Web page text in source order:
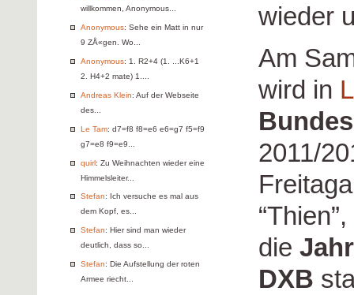
willkommen, Anonymous...
Anonymous: Sehe ein Matt in nur
9 ZÅ«gen. Wo...
Anonymous: 1. R2+4 (1. ...K6+1
2. H4+2 mate) 1....
Andreas Klein: Auf der Webseite
des...
Le Tam: d7=f8 f8=e6 e6=g7 f5=f9
g7=e8 f9=e9...
quirl: Zu Weihnachten wieder eine
Himmelsleiter...
Stefan: Ich versuche es mal aus
dem Kopf, es...
Stefan: Hier sind man wieder
deutlich, dass so...
Stefan: Die Aufstellung der roten
Armee riecht...
wieder
Am
wird in
2011/
die
DXB